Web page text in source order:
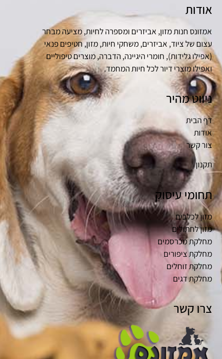
אודות
אמזונס חנות מזון, אביזרים ומספרה לחיות, מציעה מבחר
עצום של ציוד, אביזרים, משחקי חיות, מזון, חטיפים פנאי
(אפילו גלידות), חומרי היגיינה, הדברה, מוצרים טיפוליים
ואפילו מוצרי דיור לכל חיות המחמד.
ניווט מהיר
דף הבית
אודות
צור קשר
תקנון
תחומי עיסוק
מזון לכלבים
מזון לחתולים
מחלקת מכרסמים
מחלקת ציפורים
מחלקת זוחלים
מחלקת דגים
צרו קשר